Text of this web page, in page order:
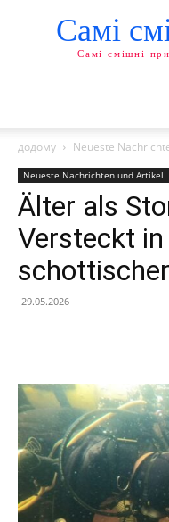
Самі
Самі смішні
додому Neueste
Neueste Nachrichten und Artikel
Älter als
Versteckt
29.05.2026